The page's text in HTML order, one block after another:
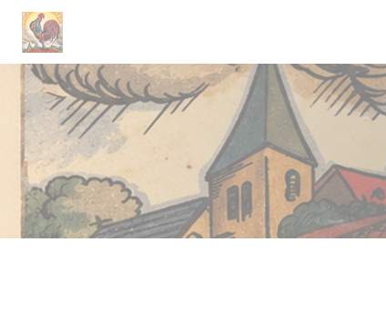
Personnalisation de vos choix en matière de cookies